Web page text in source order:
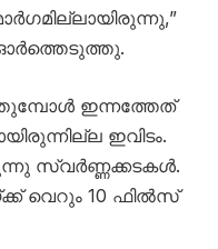
ഇന്നത്തേത്
ഇവിടം.
സ്വർണ്ണക്കടകൾ.
വെറും 10 ഫിൽസ്